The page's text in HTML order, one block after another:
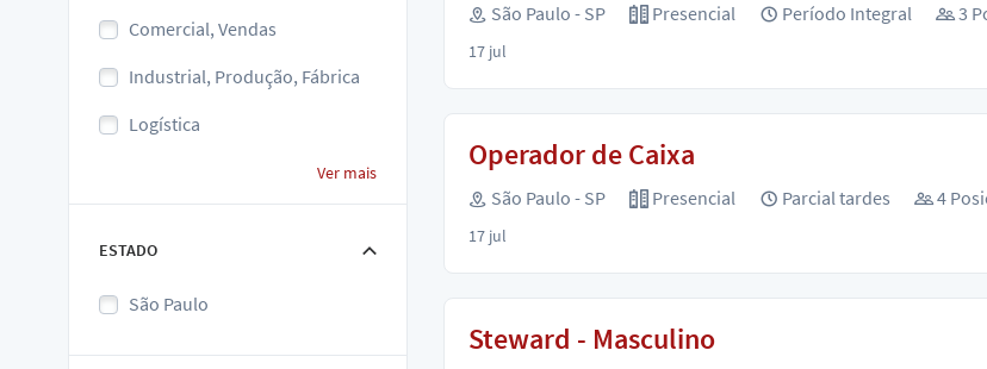
Comercial, Vendas
Industrial, Produção, Fábrica
Logística
Ver mais
ESTADO
São Paulo
São Paulo - SP Presencial Período Integral 3
17 jul
Operador de Caixa
São Paulo - SP Presencial Parcial tardes 4
17 jul
Steward - Masculino